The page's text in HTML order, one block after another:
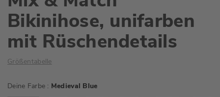
Bildgalerie
springen
Bikinihose, unifarben
mit Rüschendetails
Größentabelle
Deine Farbe Medieval Blue